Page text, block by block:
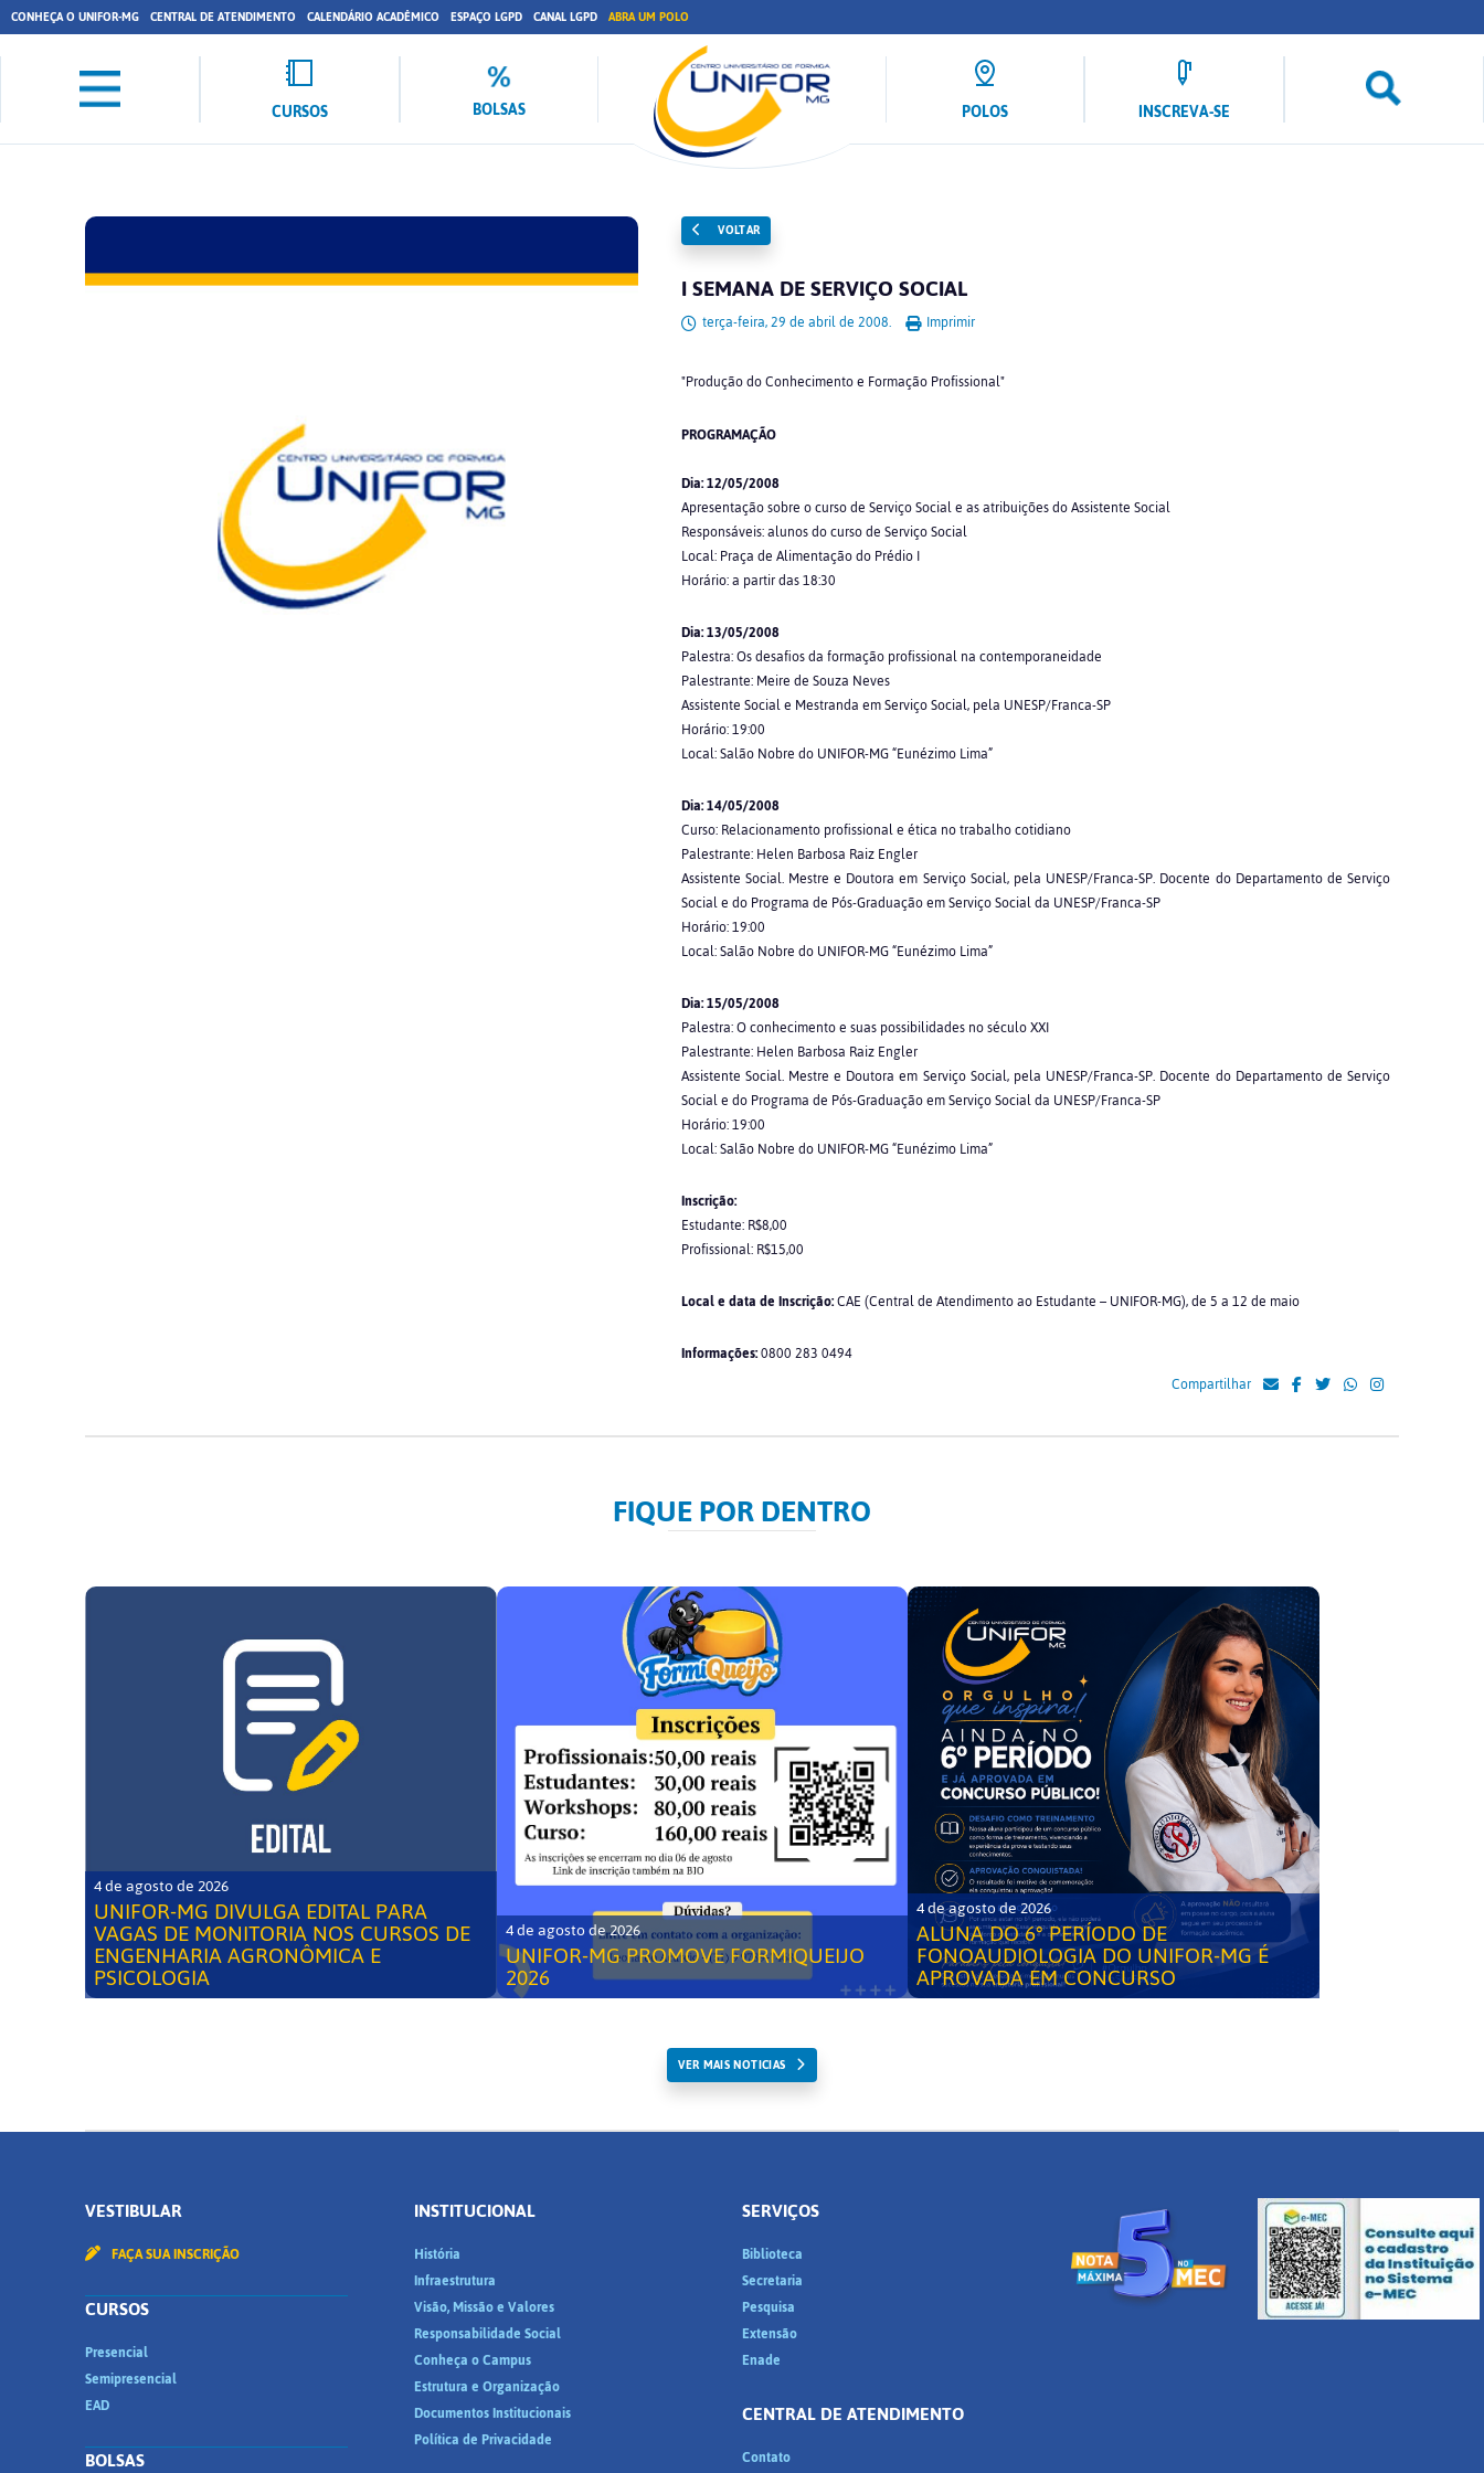
CONHEÇA O UNIFOR-MG CENTRAL DE ATENDIMENTO CALENDÁRIO ACADÊMICO ESPAÇO LGPD CANAL LGPD ABRA UM POLO
CURSOS BOLSAS POLOS INSCREVA-SE
VOLTAR
I SEMANA DE SERVIÇO SOCIAL
terça-feira, 29 de abril de 2008. Imprimir
"Produção do Conhecimento e Formação Profissional"
PROGRAMAÇÃO
Dia: 12/05/2008
Apresentação sobre o curso de Serviço Social e as atribuições do Assistente Social
Responsáveis: alunos do curso de Serviço Social
Local: Praça de Alimentação do Prédio I
Horário: a partir das 18:30
Dia: 13/05/2008
Palestra: Os desafios da formação profissional na contemporaneidade
Palestrante: Meire de Souza Neves
Assistente Social e Mestranda em Serviço Social, pela UNESP/Franca-SP
Horário: 19:00
Local: Salão Nobre do UNIFOR-MG “Eunézimo Lima”
Dia: 14/05/2008
Curso: Relacionamento profissional e ética no trabalho cotidiano
Palestrante: Helen Barbosa Raiz Engler
Assistente Social. Mestre e Doutora em Serviço Social, pela UNESP/Franca-SP. Docente do Departamento de Serviço
Social e do Programa de Pós-Graduação em Serviço Social da UNESP/Franca-SP
Horário: 19:00
Local: Salão Nobre do UNIFOR-MG “Eunézimo Lima”
Dia: 15/05/2008
Palestra: O conhecimento e suas possibilidades no século XXI
Palestrante: Helen Barbosa Raiz Engler
Assistente Social. Mestre e Doutora em Serviço Social, pela UNESP/Franca-SP. Docente do Departamento de Serviço
Social e do Programa de Pós-Graduação em Serviço Social da UNESP/Franca-SP
Horário: 19:00
Local: Salão Nobre do UNIFOR-MG “Eunézimo Lima”
Inscrição:
Estudante: R$8,00
Profissional: R$15,00
Local e data de Inscrição:CAE (Central de Atendimento ao Estudante – UNIFOR-MG), de 5 a 12 de maio
Informações:0800 283 0494
Compartilhar
FIQUE POR DENTRO
4 de agosto de 2026
UNIFOR-MG DIVULGA EDITAL PARA
VAGAS DE MONITORIA NOS CURSOS DE
ENGENHARIA AGRONÔMICA E
PSICOLOGIA
4 de agosto de 2026
UNIFOR-MG PROMOVE FORMIQUEIJO
2026
4 de agosto de 2026
ALUNA DO 6° PERÍODO DE
FONOAUDIOLOGIA DO UNIFOR-MG É
APROVADA EM CONCURSO
VER MAIS NOTICIAS
VESTIBULAR
FAÇA SUA INSCRIÇÃO
CURSOS
Presencial
Semipresencial
EAD
BOLSAS
INSTITUCIONAL
História
Infraestrutura
Visão, Missão e Valores
Responsabilidade Social
Conheça o Campus
Estrutura e Organização
Documentos Institucionais
Política de Privacidade
SERVIÇOS
Biblioteca
Secretaria
Pesquisa
Extensão
Enade
CENTRAL DE ATENDIMENTO
Contato